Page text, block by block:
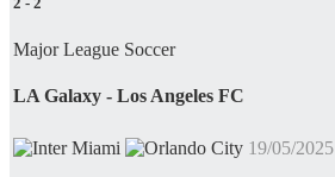
Major League Soccer
LA Galaxy - Los Angeles FC
19/05/2025